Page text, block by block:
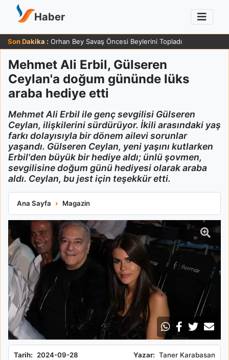
Haber
Son Dakika : Zafer Ergin 83 Yaşında Sağlığı Hakkında Güldüren Yanıt Verdi
Mehmet Ali Erbil, Gülseren
Ceylan'a doğum gününde lüks
araba hediye etti
Mehmet Ali Erbil ile genç sevgilisi Gülseren
Ceylan, ilişkilerini sürdürüyor. İkili arasındaki yaş
farkı dolayısıyla bir dönem ailevi sorunlar
yaşandı. Gülseren Ceylan, yeni yaşını kutlarken
Erbil'den büyük bir hediye aldı; ünlü şovmen,
sevgilisine doğum günü hediyesi olarak araba
aldı. Ceylan, bu jest için teşekkür etti.
Ana Sayfa Magazin
Mehmet Ali Erbil, Gülseren Ceylan'a doğum gününde lüks
Tarih: 2024-09-28 Yazar: Taner Karabasan